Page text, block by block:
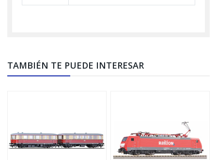
TAMBIÉN TE PUEDE INTERESAR